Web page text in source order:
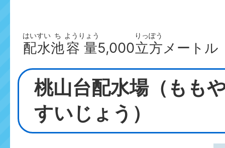
配水
はいすい
池
ち
容量
ようりょう
5,000立方
りっぽう
メートル
桃山台配水場（もも
すいじょう）